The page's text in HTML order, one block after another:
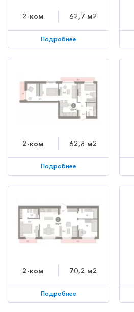
2-ком 62,7 м2
Подробнее
2-ком 62,8 м2
Подробнее
2-ком 70,2 м2
Подробнее